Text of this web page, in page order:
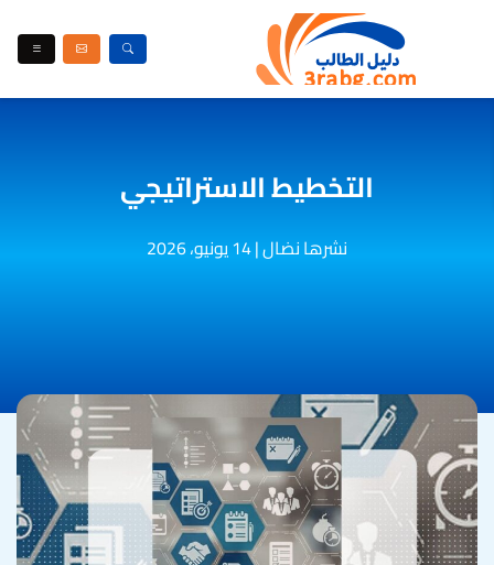
التخطيط الاستراتيجي
نشرها نضال|14 يونيو، 2026